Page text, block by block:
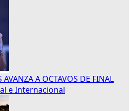
A OCTAVOS DE FINAL
e Internacional